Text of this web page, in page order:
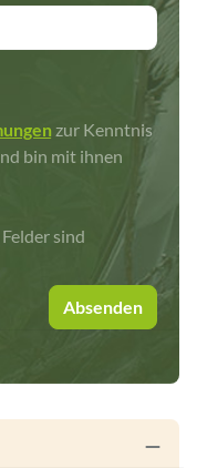
zur Kenntnis
bin mit ihnen
sind
Absenden